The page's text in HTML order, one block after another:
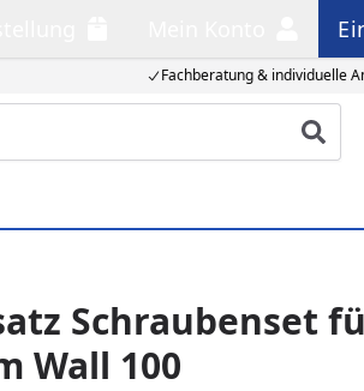
Fachberatung & individuelle
Schraubenset
Wall 100